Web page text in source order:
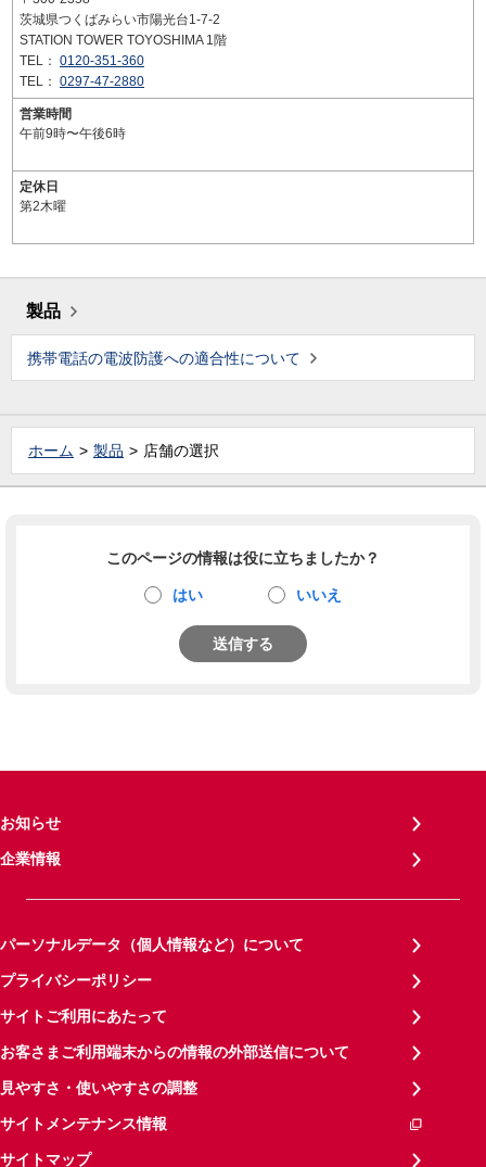
茨城県つくばみらい市陽光台1-7-2
STATION TOWER TOYOSHIMA 1階
TEL： 0120-351-360
TEL： 0297-47-2880
営業時間
午前9時〜午後6時
定休日
第2木曜
製品
携帯電話の電波防護への適合性について
ホーム 製品 店舗の選択
このページの情報は役に立ちましたか？
はい いいえ
送信する
お知らせ
企業情報
パーソナルデータ（個人情報など）について
プライバシーポリシー
サイトご利用にあたって
お客さまご利用端末からの情報の外部送信について
見やすさ・使いやすさの調整
サイトメンテナンス情報
サイトマップ